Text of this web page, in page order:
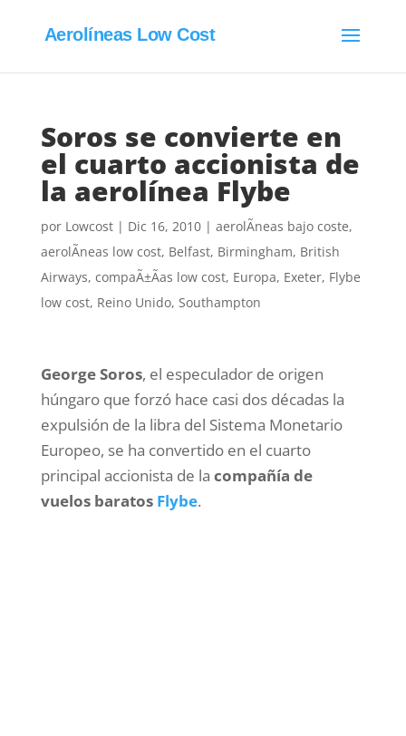
Aerolíneas Low Cost
Soros se convierte en
el cuarto accionista de
la aerolínea Flybe
por Lowcost| Dic 16, 2010| aerolÃ­neas bajo coste,
aerolÃ­neas low cost, Belfast, Birmingham, British
Airways, compaÃ±Ã­as low cost, Europa, Exeter, Flybe
low cost, Reino Unido, Southampton
George Soros, el especulador de origen
húngaro que forzó hace casi dos décadas la
expulsión de la libra del Sistema Monetario
Europeo, se ha convertido en el cuarto
principal accionista de la compañía de
vuelos baratos Flybe.